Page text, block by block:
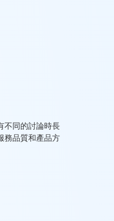
不同的討論時長
務品質和產品方